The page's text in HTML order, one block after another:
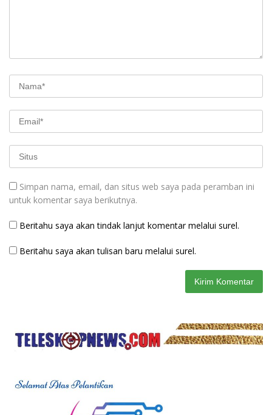
Simpan nama, email, dan situs web saya pada peramban ini
untuk komentar saya berikutnya.
Beritahu saya akan tindak lanjut komentar melalui surel.
Beritahu saya akan tulisan baru melalui surel.